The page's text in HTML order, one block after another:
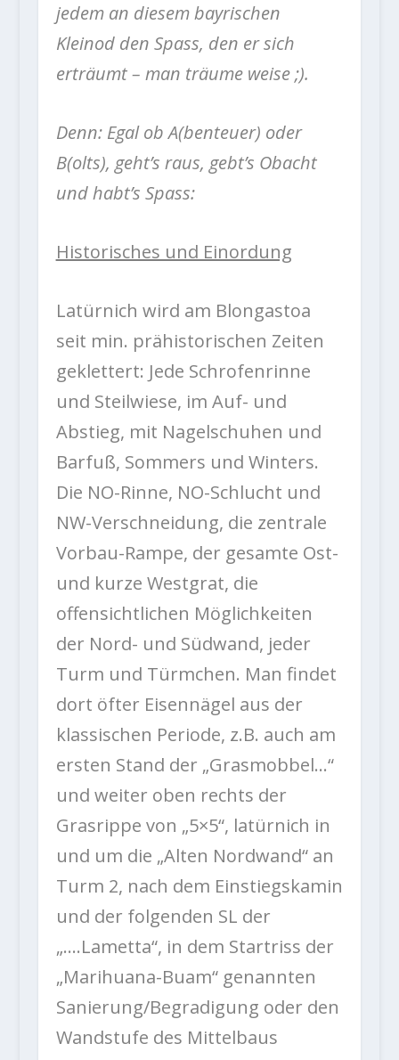
jedem an diesem bayrischen
Kleinod den Spass, den er sich
erträumt – man träume weise ;).
Denn: Egal ob A(benteuer) oder
B(olts), geht’s raus, gebt’s Obacht
und habt’s Spass:
Historisches und Einordung
Latürnich wird am Blongastoa
seit min. prähistorischen Zeiten
geklettert: Jede Schrofenrinne
und Steilwiese, im Auf- und
Abstieg, mit Nagelschuhen und
Barfuß, Sommers und Winters.
Die NO-Rinne, NO-Schlucht und
NW-Verschneidung, die zentrale
Vorbau-Rampe, der gesamte Ost-
und kurze Westgrat, die
offensichtlichen Möglichkeiten
der Nord- und Südwand, jeder
Turm und Türmchen. Man findet
dort öfter Eisennägel aus der
klassischen Periode, z.B. auch am
ersten Stand der „Grasmobbel…“
und weiter oben rechts der
Grasrippe von „5×5“, latürnich in
und um die „Alten Nordwand“ an
Turm 2, nach dem Einstiegskamin
und der folgenden SL der
„….Lametta“, in dem Startriss der
„Marihuana-Buam“ genannten
Sanierung/Begradigung oder den
Wandstufe des Mittelbaus